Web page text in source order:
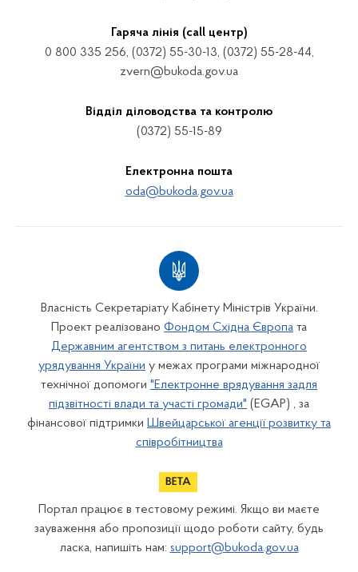
Гаряча лінія (call центр)
0 800 335 256, (0372) 55-30-13, (0372) 55-28-44,
zvern@bukoda.gov.ua
Відділ діловодства та контролю
(0372) 55-15-89
Електронна пошта
oda@bukoda.gov.ua
Власність Секретаріату Кабінету Міністрів України.
Проект реалізовано Фондом Східна Європа та
Державним агентством з питань електронного
урядування України у межах програми міжнародної
технічної допомоги "Електронне врядування задля
підзвітності влади та участі громади" (EGAP) , за
фінансової підтримки Швейцарської агенції розвитку та
співробітництва
Портал працює в тестовому режимі. Якщо ви маєте
зауваження або пропозиції щодо роботи сайту, будь
ласка, напишіть нам: support@bukoda.gov.ua